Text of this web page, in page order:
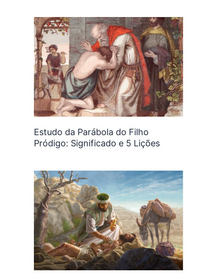
Estudo da Parábola do Filho
Pródigo: Significado e 5 Lições